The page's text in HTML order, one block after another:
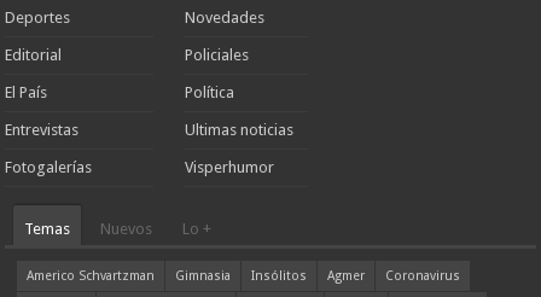
Deportes
Editorial
El País
Entrevistas
Fotogalerías
Novedades
Policiales
Política
Ultimas noticias
Visperhumor
Temas Nuevos Lo +
Americo Schvartzman Gimnasia Insólitos Agmer
Coronavirus